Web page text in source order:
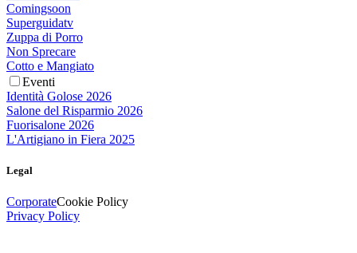
Comingsoon
Superguidatv
Zuppa di Porro
Non Sprecare
Cotto e Mangiato
Eventi
Identità Golose 2026
Salone del Risparmio 2026
Fuorisalone 2026
L'Artigiano in Fiera 2025
Legal
CorporateCookie Policy
Privacy Policy